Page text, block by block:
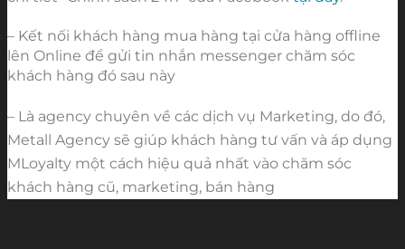
– Kết nối khách hàng mua hàng tại cửa hàng offline
lên Online để gửi tin nhắn messenger chăm sóc
khách hàng đó sau này
– Là agency chuyên về các dịch vụ Marketing, do đó,
Metall Agency sẽ giúp khách hàng tư vấn và áp dụng
MLoyalty một cách hiệu quả nhất vào chăm sóc
khách hàng cũ, marketing, bán hàng